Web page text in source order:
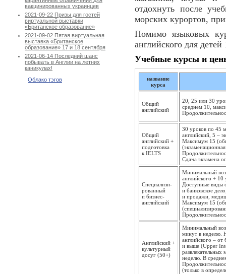
вакцинированных украинцев
2021-09-22 Призы для гостей
виртуальной выставки
«Британское образование»
2021-09-02 Пятая виртуальная
выставка «Британское
образование» 17 и 18 сентября
2021-06-14 Последний шанс
побывать в Англии на летних
каникулах!
Облако тэгов
отдохнуть после
морских курортов,
Помимо языковых
английского для
Учебные курсы и
название
курса
Общий
английский
20, 25 или 30
среднем 10,
Общий
английский +
подготовка
к IELTS
30 уроков по 45
английский, 5 –
Максимум 15
Сдача экзамена
Специализи­
рованный
и бизнес-
английский
Минимальный
английского +
Доступные виды
и банковское
и продажи,
Максимум 15
Английский +
культурный
досуг (50+)
Минимальный
минут в неделю.
английского –
и выше (Upper
развлекательных
неделю. В
(только в